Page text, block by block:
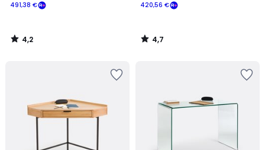
491,38 €
4,2
/
420,56 €
4,7
/